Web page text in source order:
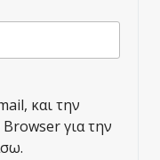
και την
για την